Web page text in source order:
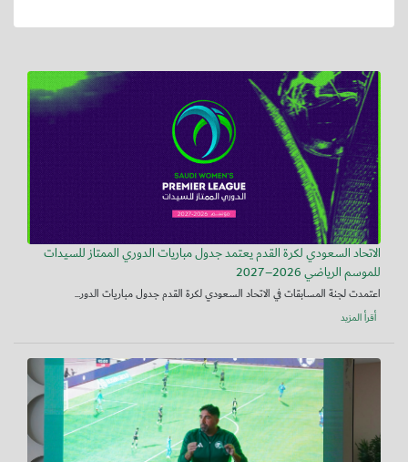
الاتحاد السعودي لكرة القدم يعتمد جدول مباريات الدوري الممتاز للسيدات
للموسم الرياضي 2026–2027
اعتمدت لجنة المسابقات في الاتحاد السعودي لكرة القدم جدول مباريات الدور...
أقرأ المزيد